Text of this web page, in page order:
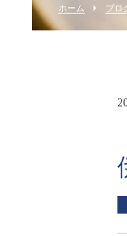
ホーム ブロ